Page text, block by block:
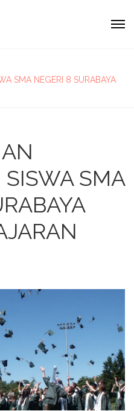
SMA NEGERI 8 SURABAYA
SMA